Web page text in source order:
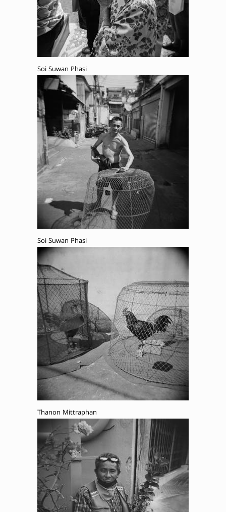
Soi Suwan Phasi
Soi Suwan Phasi
Thanon Mittraphan